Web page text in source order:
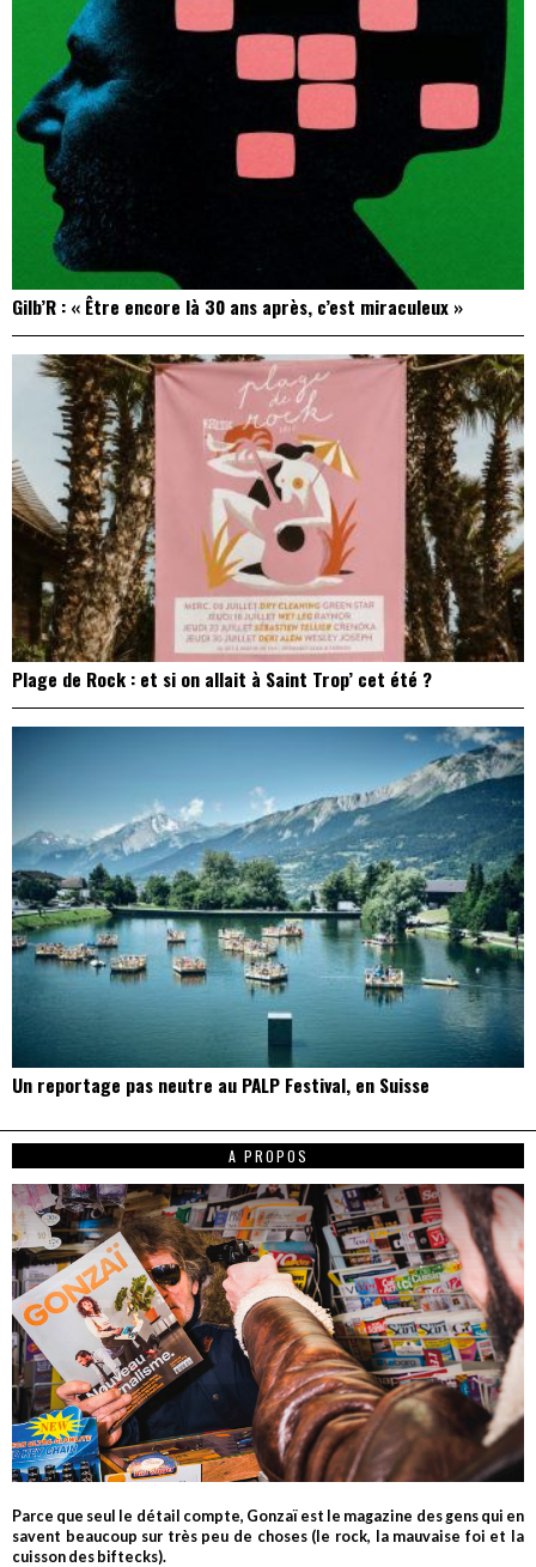
Gilb’R : « Être encore là 30 ans après, c’est miraculeux »
Plage de Rock : et si on allait à Saint Trop’ cet été ?
Un reportage pas neutre au PALP Festival, en Suisse
A PROPOS
Parce que seul le détail compte, Gonzaï est le magazine des gens qui en
savent beaucoup sur très peu de choses (le rock, la mauvaise foi et la
cuisson des biftecks).